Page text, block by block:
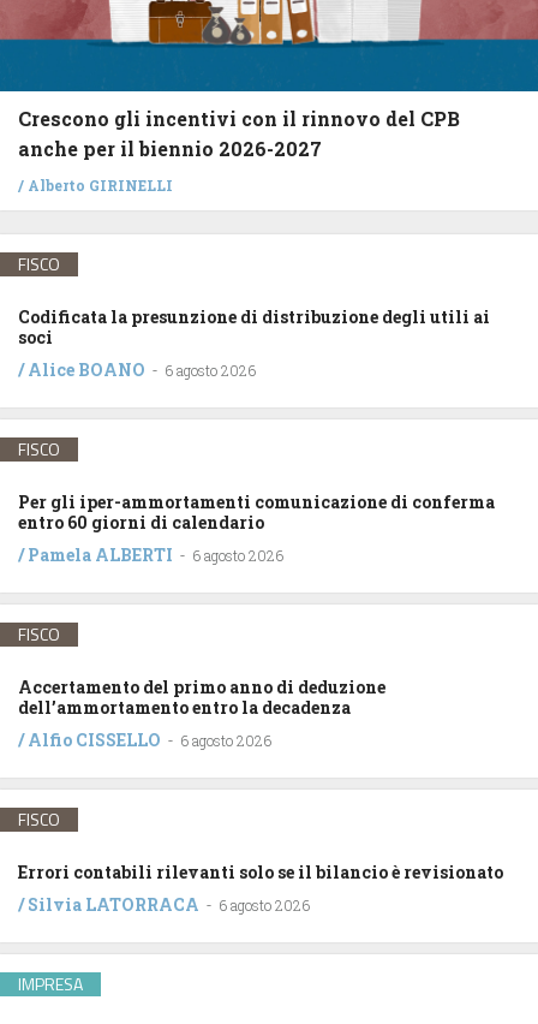
Crescono gli incentivi con il rinnovo del CPB
anche per il biennio 2026-2027
/ Alberto GIRINELLI
FISCO
Codificata la presunzione di distribuzione degli utili ai
soci
/Alice BOANO - 6 agosto 2026
FISCO
Per gli iper-ammortamenti comunicazione di conferma
entro 60 giorni di calendario
/Pamela ALBERTI - 6 agosto 2026
FISCO
Accertamento del primo anno di deduzione
dell’ammortamento entro la decadenza
/Alfio CISSELLO - 6 agosto 2026
FISCO
Errori contabili rilevanti solo se il bilancio è revisionato
/Silvia LATORRACA - 6 agosto 2026
IMPRESA